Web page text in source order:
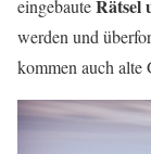
eingebauteRätsel
werden und
kommen auch alte